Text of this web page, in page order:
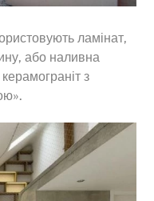
ламінат,
або наливна
з